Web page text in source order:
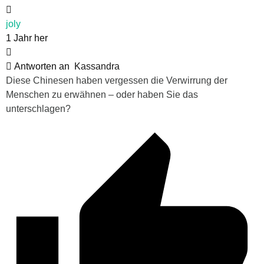
joly
1 Jahr her
Antworten an
Kassandra
Diese Chinesen haben vergessen die Verwirrung der
Menschen zu erwähnen – oder haben Sie das
unterschlagen?